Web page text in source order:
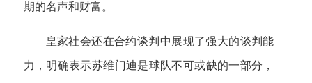
期的名声和财富。
皇家社会还在合约谈判中展现了强大的谈判能
力，明确表示苏维门迪是球队不可或缺的一部分，